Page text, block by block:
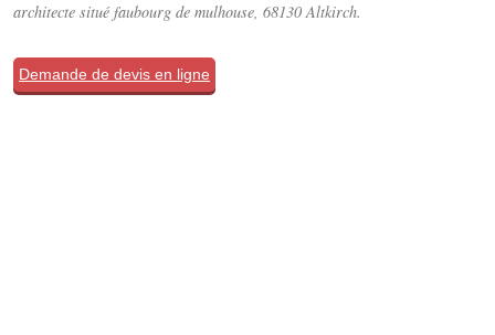
architecte situé faubourg de mulhouse, 68130 Altkirch.
Demande de devis en ligne